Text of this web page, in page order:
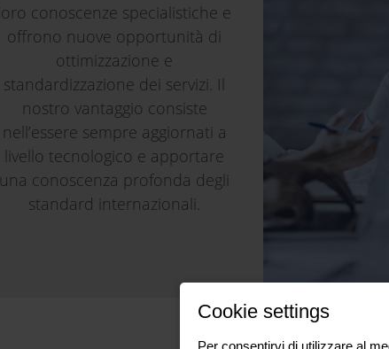
loro conoscenze specialistiche e
offrono nuove opportunità di
ottimizzazione e
standardizzazione dei servizi. Il
nostro vantaggio consiste
nell’essere sempre aggiornati a
livello tecnologico e apportare
una conoscenza profonda degli
standard internazionali.
Cookie settings
Per consentirvi di utilizzare al